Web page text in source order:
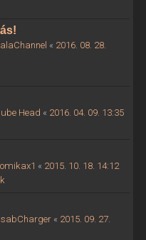
« 2016. 08. 28.
Head « 2016. 04. 09. 13:35
« 2015. 10. 18. 14:12
« 2015. 09. 27.